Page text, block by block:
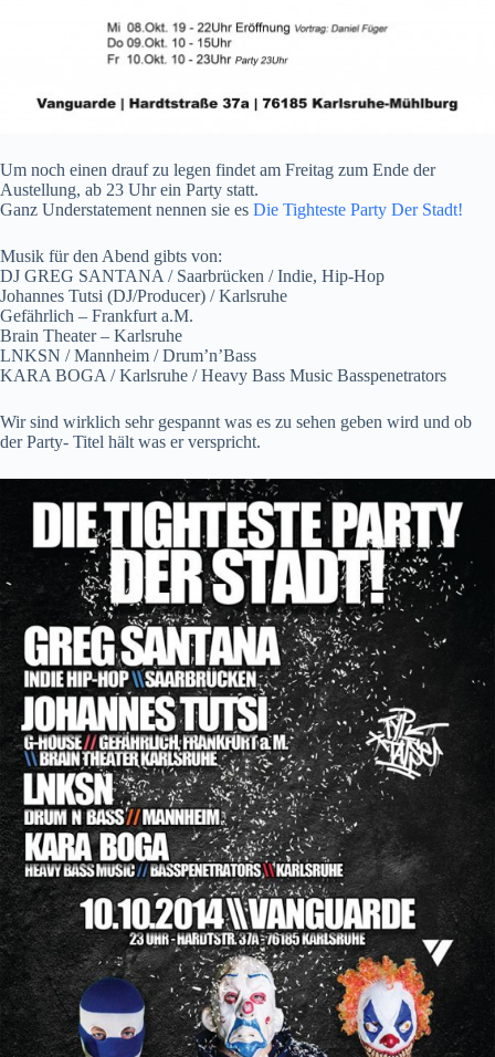
Um noch einen drauf zu legen findet am Freitag zum Ende der
Austellung, ab 23 Uhr ein Party statt.
Ganz Understatement nennen sie es Die Tighteste Party Der Stadt!
Musik für den Abend gibts von:
DJ GREG SANTANA / Saarbrücken / Indie, Hip-Hop
Johannes Tutsi (DJ/Producer) / Karlsruhe
Gefährlich – Frankfurt a.M.
Brain Theater – Karlsruhe
LNKSN / Mannheim / Drum’n’Bass
KARA BOGA / Karlsruhe / Heavy Bass Music Basspenetrators
Wir sind wirklich sehr gespannt was es zu sehen geben wird und ob
der Party- Titel hält was er verspricht.